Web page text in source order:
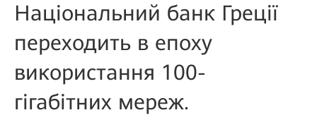
Національний банк Греції
переходить в епоху
використання 100-
гігабітних мереж.